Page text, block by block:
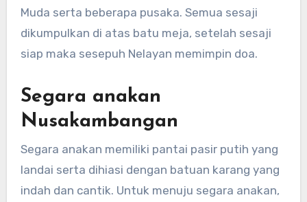
Muda serta beberapa pusaka. Semua sesaji
dikumpulkan di atas batu meja, setelah sesaji
siap maka sesepuh Nelayan memimpin doa.
Segara anakan
Nusakambangan
Segara anakan memiliki pantai pasir putih yang
landai serta dihiasi dengan batuan karang yang
indah dan cantik. Untuk menuju segara anakan,